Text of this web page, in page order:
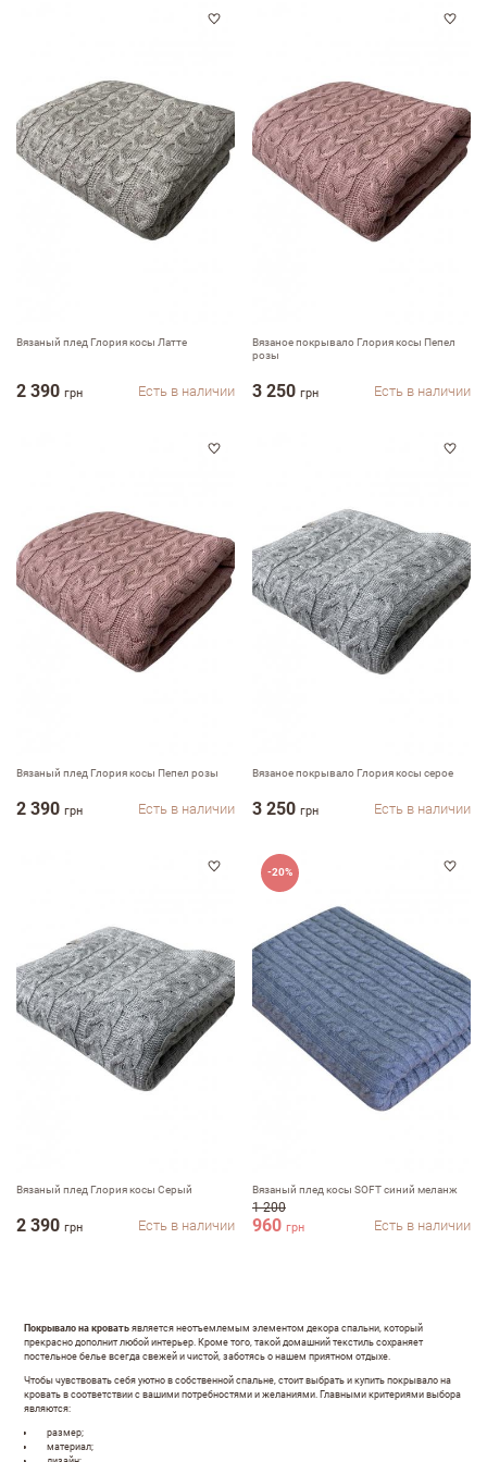
Вязаный плед Глория косы Латте
2 390 грн Есть в наличии
Вязаное покрывало Глория косы Пепел
розы
3 250 грн Есть в наличии
Вязаный плед Глория косы Пепел розы
2 390 грн Есть в наличии
Вязаное покрывало Глория косы серое
3 250 грн Есть в наличии
Вязаный плед Глория косы Серый
2 390 грн Есть в наличии
-20%
Вязаный плед косы SOFT синий меланж
1 200
960 грн Есть в наличии
Покрывало на кровать является неотъемлемым элементом декора спальни, который
прекрасно дополнит любой интерьер. Кроме того, такой домашний текстиль сохраняет
постельное белье всегда свежей и чистой, заботясь о нашем приятном отдыхе.
Чтобы чувствовать себя уютно в собственной спальне, стоит выбрать и купить покрывало на
кровать в соответствии с вашими потребностями и желаниями. Главными критериями выбора
являются:
размер;
материал;
email
Недостатки
Оцените, пожалуйста